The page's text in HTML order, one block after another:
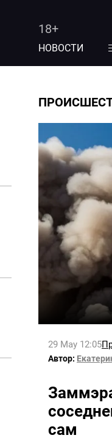
18+
НОВОСТИ
29 May 12:05
Автор:
сам